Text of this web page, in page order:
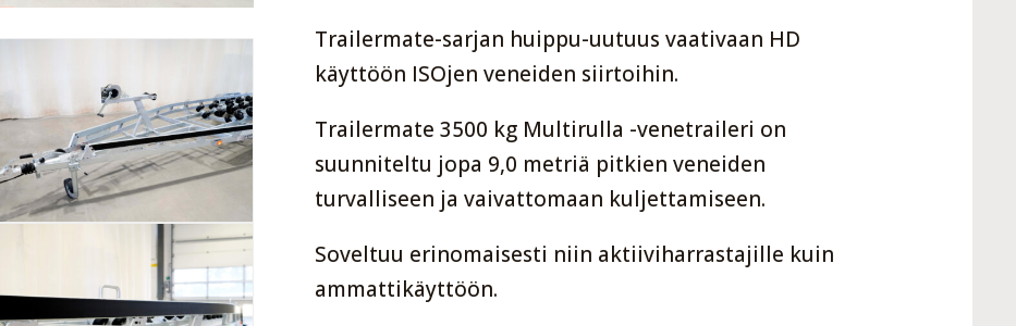
Trailermate-sarjan huippu-uutuus vaativaan HD
käyttöön ISOjen veneiden siirtoihin.
Trailermate 3500 kg Multirulla -venetraileri on
suunniteltu jopa 9,0 metriä pitkien veneiden
turvalliseen ja vaivattomaan kuljettamiseen.
Soveltuu erinomaisesti niin aktiiviharrastajille kuin
ammattikäyttöön.